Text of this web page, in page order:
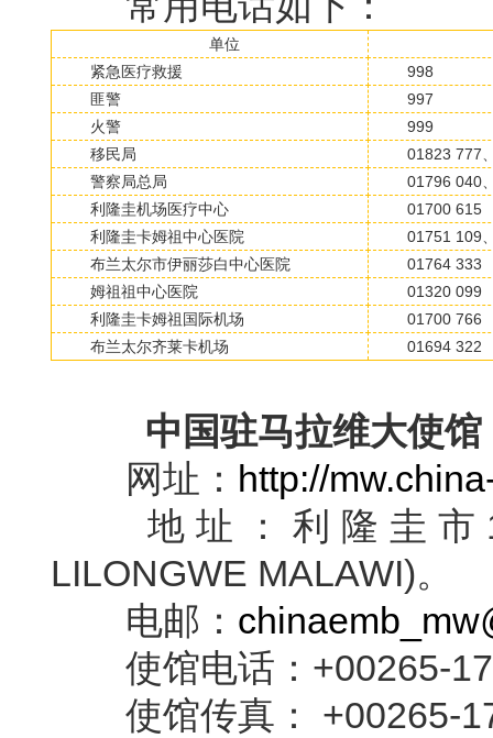
单位
紧急医疗救援
998
匪警
997
火警
999
移民局
01823 777
警察局总局
01796 040
利隆圭机场医疗中心
01700 615
利隆圭卡姆祖中心医院
01751 109
布兰太尔市伊丽莎白中心医院
01764 333
姆祖祖中心医院
01320 099
利隆圭卡姆祖国际机场
01700 766
布兰太尔齐莱卡机场
01694 322
中国驻马拉维大使馆
网址： http://
地址：利隆圭市13
LILONGWE MALAWI)。
电邮：
使馆电话：+00265-
使馆传真： +00265-